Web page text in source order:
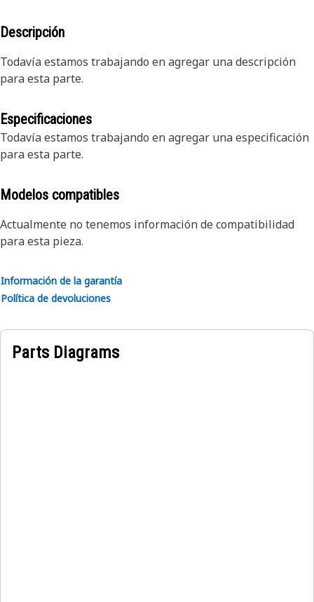
Descripción
Todavía estamos trabajando en agregar una descripción
para esta parte.
Especificaciones
Todavía estamos trabajando en agregar una especificación
para esta parte.
Modelos compatibles
Actualmente no tenemos información de compatibilidad
para esta pieza.
Información de la garantía
Política de devoluciones
Parts Diagrams